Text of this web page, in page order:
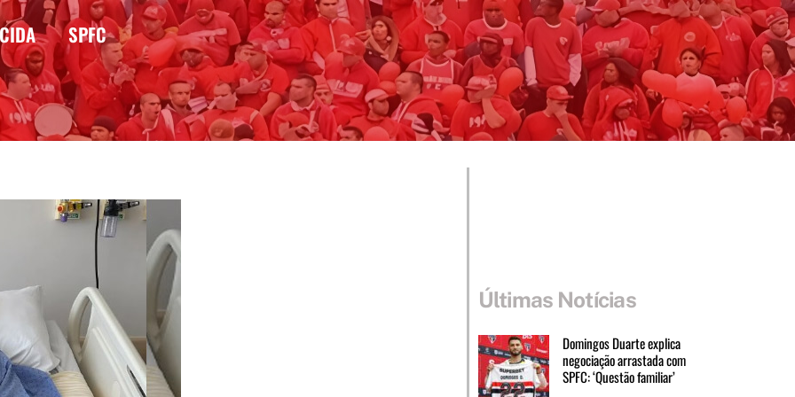
SPFC
Últimas Notícias
Domingos Duarte explica
negociação arrastada com
SPFC: ‘Questão familiar’